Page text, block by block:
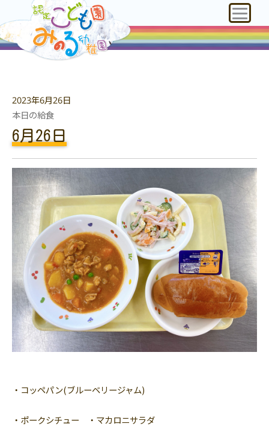
2023年6月26日
本日の給食
6月26日
・コッペパン(ブルーベリージャム)
・ポークシチュー ・マカロニサラダ